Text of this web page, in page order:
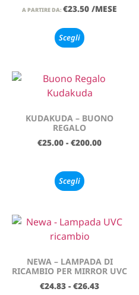
A PARTIRE DA: €23.50 /MESE
Scegli
KUDAKUDA – BUONO
REGALO
€25.00 - €200.00
Scegli
NEWA – LAMPADA DI
RICAMBIO PER MIRROR UVC
€24.83 - €26.43